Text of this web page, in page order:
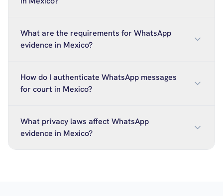
What are the requirements for WhatsApp
evidence in Mexico?
How do I authenticate WhatsApp messages
for court in Mexico?
What privacy laws affect WhatsApp
evidence in Mexico?